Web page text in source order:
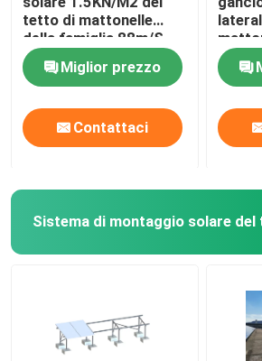
Manifestazione di VR
Circa noi
Giro della fabbrica
pv solare che monta i sistemi
tetto di mattonelle
della famiglia 88m/S
Miglior prezzo
Contattaci